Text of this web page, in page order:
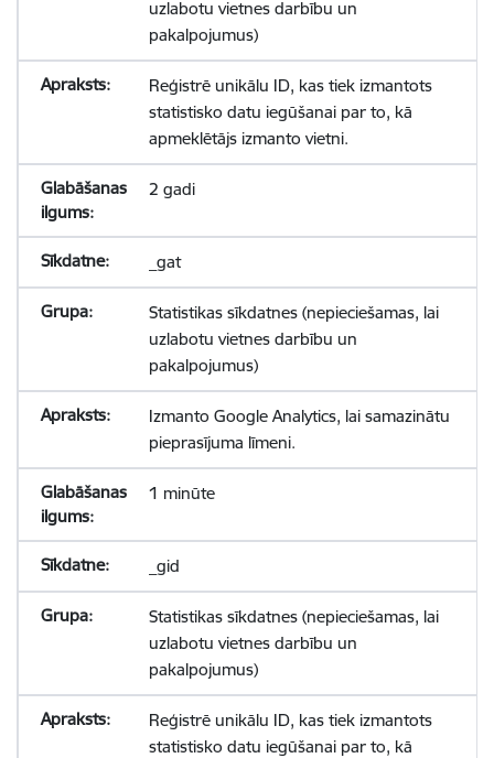
uzlabotu vietnes darbību un
pakalpojumus)
Reģistrē unikālu ID, kas tiek izmantots
statistisko datu iegūšanai par to, kā
apmeklētājs izmanto vietni.
2 gadi
_gat
Statistikas sīkdatnes (nepieciešamas, lai
uzlabotu vietnes darbību un
pakalpojumus)
Izmanto Google Analytics, lai samazinātu
pieprasījuma līmeni.
1 minūte
_gid
Statistikas sīkdatnes (nepieciešamas, lai
uzlabotu vietnes darbību un
pakalpojumus)
Reģistrē unikālu ID, kas tiek izmantots
statistisko datu iegūšanai par to, kā